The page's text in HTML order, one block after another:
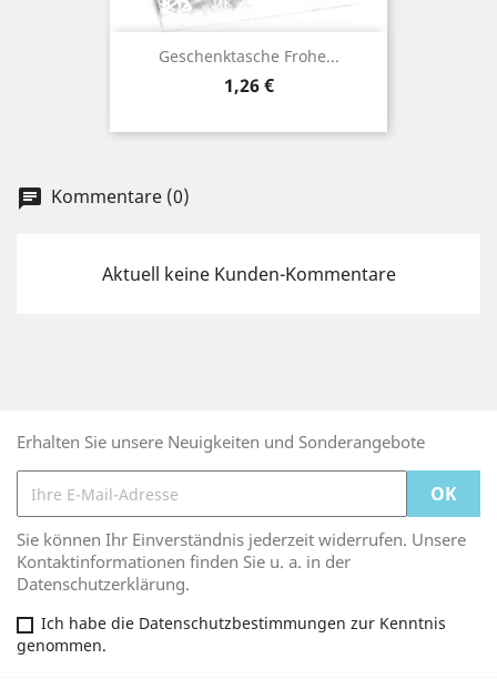
Geschenktasche Frohe...
Preis
1,26 €
chat Kommentare (0)
Aktuell keine Kunden-Kommentare
Erhalten Sie unsere Neuigkeiten und Sonderangebote
Sie können Ihr Einverständnis jederzeit widerrufen. Unsere
Kontaktinformationen finden Sie u. a. in der
Datenschutzerklärung.
Ich habe die Datenschutzbestimmungen zur Kenntnis
genommen.